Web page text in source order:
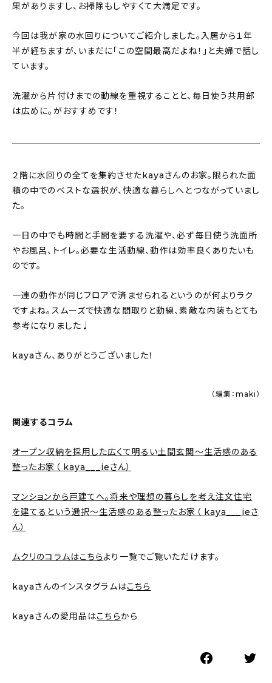
果がありますし、お掃除もしやすくて大満足です。
今回は我が家の水回りについてご紹介しました。入居から１年
半が経ちますが、いまだに「この空間最高だよね！」と夫婦で話し
ています。
洗濯から片付けまでの動線を重視することと、毎日使う共用部
は広めに。がおすすめです！
２階に水回りの全てを集約させたkayaさんのお家。限られた面
積の中でのベストな選択が、快適な暮らしへとつながっていまし
た。
一日の中でも時間と手間を要する洗濯や、必ず毎日使う洗面所
やお風呂、トイレ。必要な生活動線、動作は効率良くありたいも
のです。
一連の動作が同じフロアで済ませられるというのが何よりラク
ですよね。スムーズで快適な間取りと動線、素敵な内装もとても
参考になりました♩
kayaさん、ありがとうございました！
（編集：maki）
関連するコラム
オープン収納を採用した広くて明るい土間玄関〜生活感のある
整ったお家（ kaya___ieさん）
マンションから戸建てへ。将来や理想の暮らしを考え注文住宅
を建てるという選択〜生活感のある整ったお家（ kaya___ieさ
ん）
ムクリのコラムはこちらより一覧でご覧いただけます。
kayaさんのインスタグラムはこちら
kayaさんの愛用品はこちらから